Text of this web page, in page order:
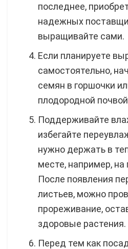
последнее,
надежных
выращивайте сами.
Если планируете
самостоятельно,
семян в горшочки
плодородной почвой
Поддерживайте
избегайте
нужно держать в
месте, например, на
После появления
листьев, можно
прореживание,
здоровые растения.
Перед тем как